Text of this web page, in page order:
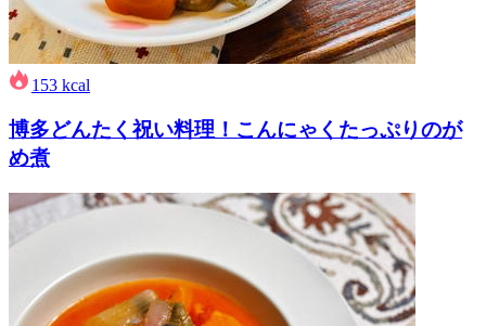
153 kcal
博多どんたく祝い料理！こんにゃくたっぷりのが
め煮